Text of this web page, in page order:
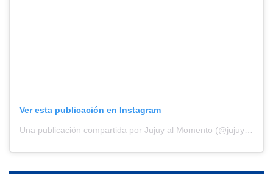
Ver esta publicación en Instagram
Una publicación compartida por Jujuy al Momento (@jujuyalmomento)